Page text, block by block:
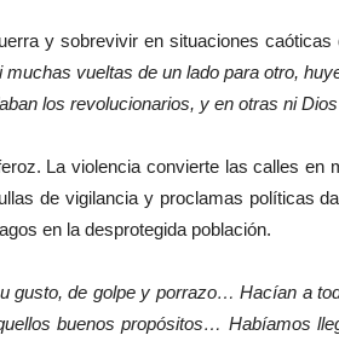
y sobrevivir en situaciones
muchas vueltas de un lado para otro,
los revolucionarios, y en otras ni
La violencia convierte las calles
de vigilancia y proclamas políticas
en la desprotegida población.
gusto, de golpe y porrazo… Hacían a
buenos propósitos… Habíamos